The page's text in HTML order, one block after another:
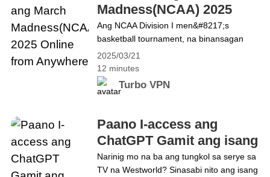
March Madness tournament ay
magtatapos&hellip; Continue reading
NCAA Championship 2025: Pagsusuri ng
Koponan at Paano Manood Kahit Saan
2025/03/21
12 minutes
Turbo VPN
Madness(NCAA) 2025
Online from Anywhere
Ang NCAA Division I men&#8217;s
basketball tournament, na binansagan
bilang March Madness, ay isang single-
elimination tournament na nilalaro sa
United States para matukoy ang
men&#8217;s college basketball national
Collegiate Athletic Association (NCAA).
Ang ika-86 na taunang edisyon ng
tournament ay nagsimula noong Marso
18, 2025, at magtatapos sa&hellip;
Continue reading Panoorin ang March
Paano I-access ang
ChatGPT Gamit ang isang
VPN
Narinig mo na ba ang tungkol sa serye sa
TV na Westworld? Sinasabi nito ang isang